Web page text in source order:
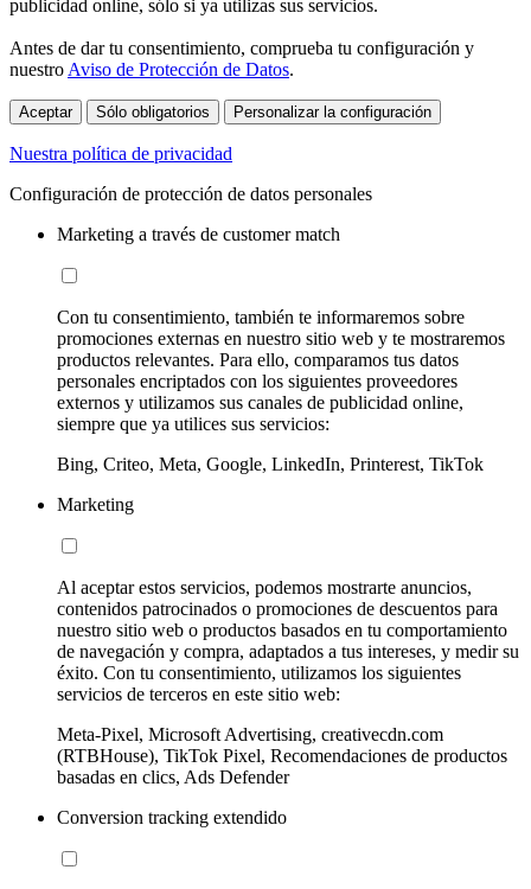
publicidad online, sólo si ya utilizas sus servicios.
Antes de dar tu consentimiento, comprueba tu configuración y
nuestro Aviso de Protección de Datos.
Aceptar Sólo obligatorios Personalizar la configuración
Nuestra política de privacidad
Configuración de protección de datos personales
Marketing a través de customer match
Con tu consentimiento, también te informaremos sobre
promociones externas en nuestro sitio web y te mostraremos
productos relevantes. Para ello, comparamos tus datos
personales encriptados con los siguientes proveedores
externos y utilizamos sus canales de publicidad online,
siempre que ya utilices sus servicios:
Bing, Criteo, Meta, Google, LinkedIn, Printerest, TikTok
Marketing
Al aceptar estos servicios, podemos mostrarte anuncios,
contenidos patrocinados o promociones de descuentos para
nuestro sitio web o productos basados en tu comportamiento
de navegación y compra, adaptados a tus intereses, y medir su
éxito. Con tu consentimiento, utilizamos los siguientes
servicios de terceros en este sitio web:
Meta-Pixel, Microsoft Advertising, creativecdn.com
(RTBHouse), TikTok Pixel, Recomendaciones de productos
basadas en clics, Ads Defender
Conversion tracking extendido